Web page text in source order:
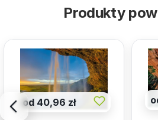
Produkty
od 40,96 zł